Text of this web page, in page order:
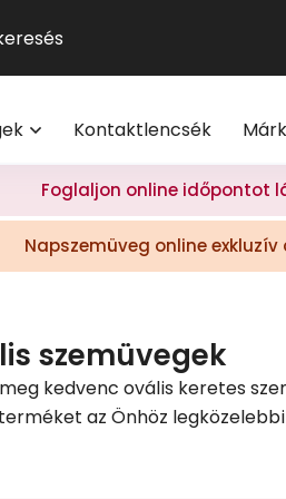
Kontaktlencsék
akció 20% I Vision Express
online | Vision Express
Polaroid
További világmárkák
Kollekciók
Törzsvásárlói ajánlatok
Ray-Ban
Világmárkák
Foglaljon online időpontot
Napszemüveg online exkluzív
szemüvegek
kedvenc ovális keretes
az Önhöz